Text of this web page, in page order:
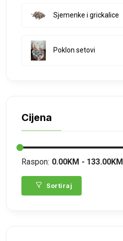
Sjemenke i grickalice
Poklon setovi
Cijena
Raspon: 0.00KM 133.00KM
Sortiraj